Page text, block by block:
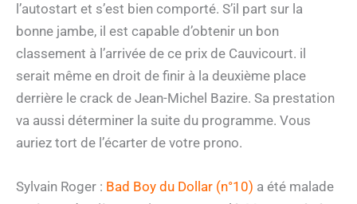
l’autostart et s’est bien comporté. S’il part sur la
bonne jambe, il est capable d’obtenir un bon
classement à l’arrivée de ce prix de Cauvicourt. il
serait même en droit de finir à la deuxième place
derrière le crack de Jean-Michel Bazire. Sa prestation
va aussi déterminer la suite du programme. Vous
auriez tort de l’écarter de votre prono.
Sylvain Roger : Bad Boy du Dollar (n°10) a été malade